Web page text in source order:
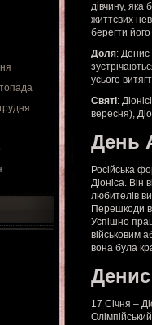
дівчину, яка
життєвих
берегти
Доля: Денис
усього
Святі:
вересня),
День
Російська
Діоніса. Він
любителів
Перешкоди в
Успішно
військовим
вона була
17 Січня –